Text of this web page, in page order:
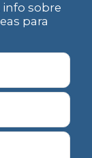
info sobre
para